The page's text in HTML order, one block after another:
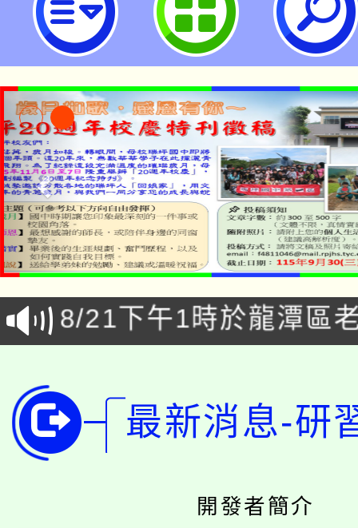
「本色祭」8/29、30在
場熱烈登場!
8/21下午1時於龍潭區
徵才活動。
YOUNG桃局內行報名
局官網。
8月14至27日，桃園電
開!
115年桃園市運動會8/
視費優惠，中低收入戶
大園自造教育及科技
最新消息-研
開發者簡介